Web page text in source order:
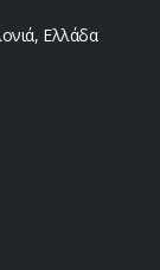
Ελλάδα